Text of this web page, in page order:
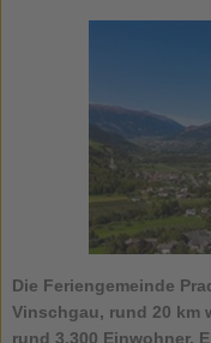
Die Feriengemeinde
Vinschgau, rund 20 km
rund 3.300 Einwohner.